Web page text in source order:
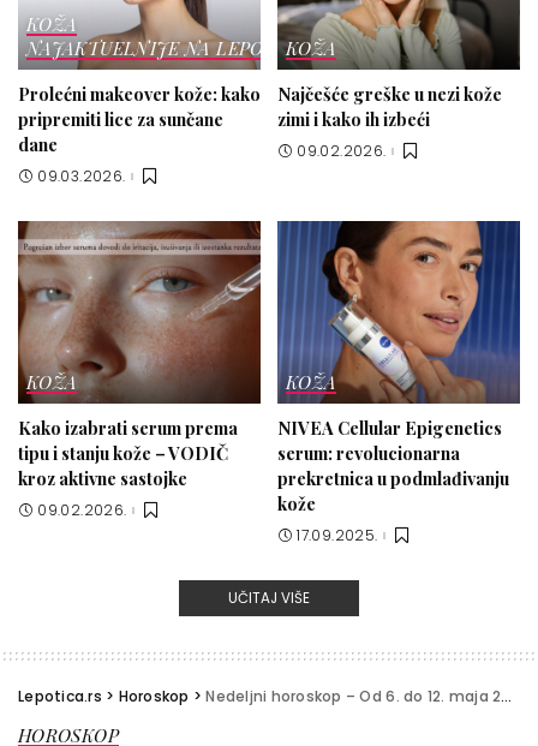
KOŽA
NAJAKTUELNIJE NA LEPOTICI
Prolećni makeover kože: kako
pripremiti lice za sunčane
dane
09.03.2026.
KOŽA
Najčešće greške u nezi kože
zimi i kako ih izbeći
09.02.2026.
KOŽA
Kako izabrati serum prema
tipu i stanju kože – VODIČ
kroz aktivne sastojke
09.02.2026.
KOŽA
NIVEA Cellular Epigenetics
serum: revolucionarna
prekretnica u podmlađivanju
kože
17.09.2025.
UČITAJ VIŠE
Lepotica.rs > Horoskop >Nedeljni horoskop – Od 6. do 12. maja 2024.
HOROSKOP